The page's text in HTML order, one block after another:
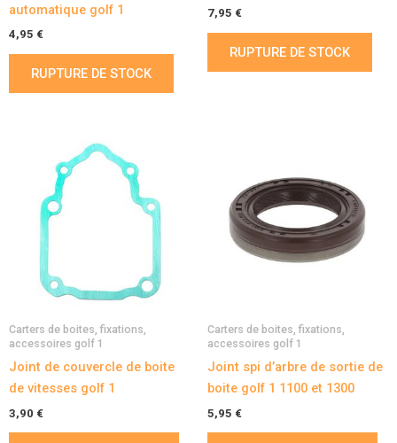
automatique golf 1
4,95 €
RUPTURE DE STOCK
7,95 €
RUPTURE DE STOCK
Carters de boites, fixations,
accessoires golf 1
Joint de couvercle de boite
de vitesses golf 1
3,90 €
Carters de boites, fixations,
accessoires golf 1
Joint spi d’arbre de sortie de
boite golf 1 1100 et 1300
5,95 €